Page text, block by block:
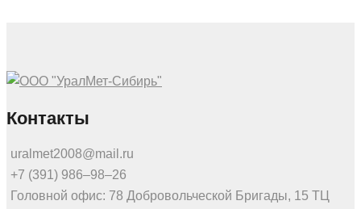
Контакты
uralmet2008@mail.ru
+7 (391) 986‒98‒26
Головной офис: 78 Добровольческой Бригады, 15 ТЦ